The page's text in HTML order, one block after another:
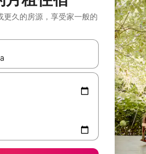
更久的房源，享受家一般的
下方向键查看，或通过点击或滑动手势浏览。